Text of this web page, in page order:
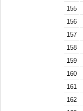
155
156
157
158
159
160
161
162